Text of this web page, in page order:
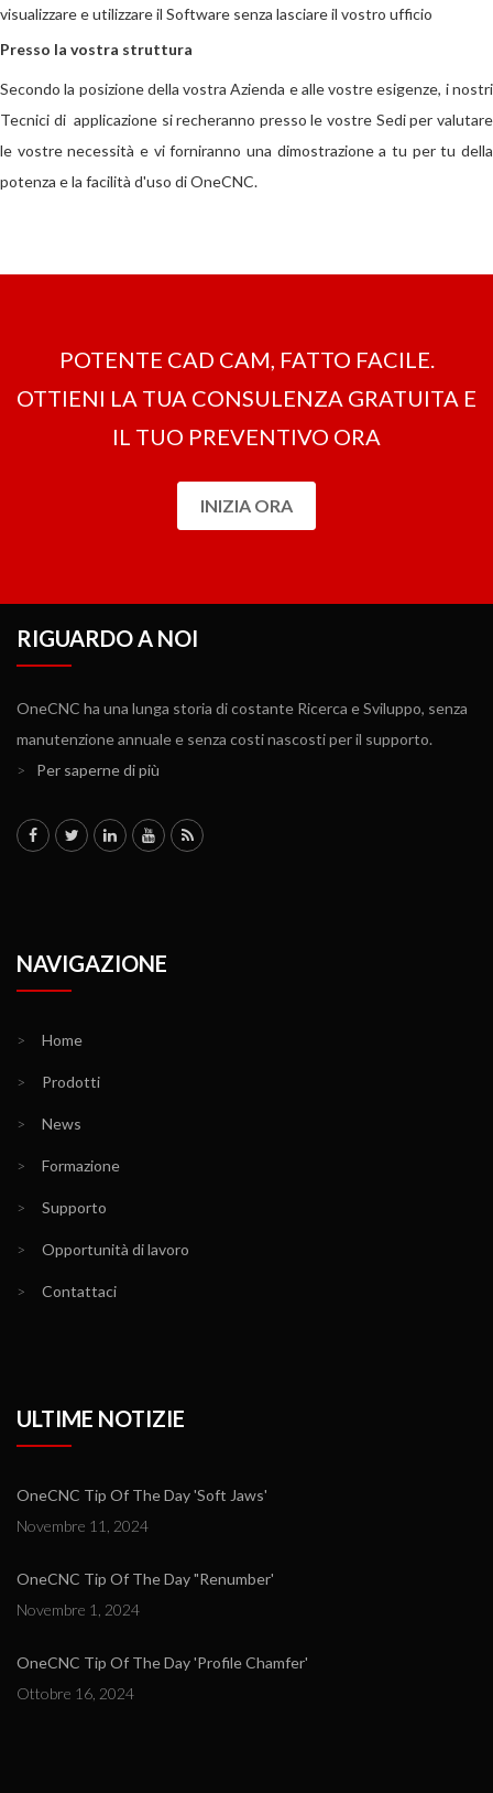
visualizzare e utilizzare il Software senza lasciare il vostro ufficio
Presso la vostra struttura
Secondo la posizione della vostra Azienda e alle vostre esigenze, i nostri
Tecnici di applicazione si recheranno presso le vostre Sedi per valutare
le vostre necessità e vi forniranno una dimostrazione a tu per tu della
potenza e la facilità d'uso di OneCNC.
POTENTE CAD CAM, FATTO FACILE.
OTTIENI LA ​​TUA CONSULENZA GRATUITA E
IL TUO PREVENTIVO ORA
INIZIA ORA
RIGUARDO A NOI
OneCNC ha una lunga storia di costante Ricerca e Sviluppo, senza
manutenzione annuale e senza costi nascosti per il supporto.
>
Per saperne di più
NAVIGAZIONE
> Home
> Prodotti
> News
> Formazione
> Supporto
> Opportunità di lavoro
> Contattaci
ULTIME NOTIZIE
OneCNC Tip Of The Day 'Soft Jaws'
Novembre 11, 2024
OneCNC Tip Of The Day "Renumber'
Novembre 1, 2024
OneCNC Tip Of The Day 'Profile Chamfer'
Ottobre 16, 2024